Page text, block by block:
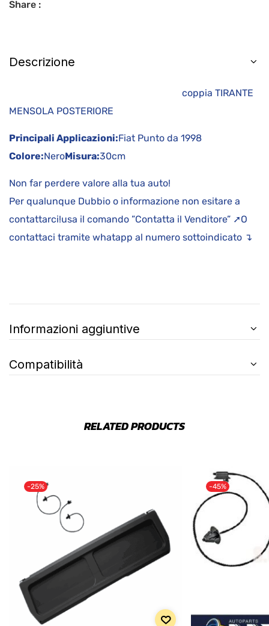
Share :
Descrizione
coppia TIRANTE
MENSOLA POSTERIORE
Principali Applicazioni:Fiat Punto da 1998
Colore:NeroMisura:30cm
Non far perdere valore alla tua auto!
Per qualunque Dubbio o informazione non esitare a
contattarci!usa il comando ”Contatta il Venditore” ➚O
contattaci tramite whatapp al numero sottoindicato ↴
Informazioni aggiuntive
Compatibilità
RELATED PRODUCTS
-25% -45%